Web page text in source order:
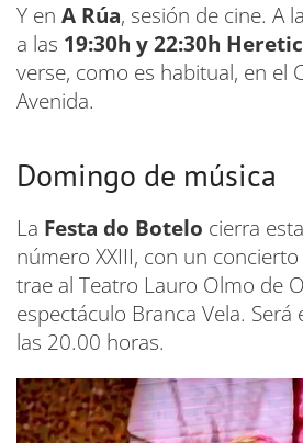
Y en A Rúa, sesión de cine. A
a las 19:30h y 22:30h Heretic
verse, como es habitual, en el
Avenida.
Domingo de música
La Festa do Botelo cierra
número XXIII, con un
trae al Teatro Lauro Olmo de
espectáculo Branca Vela. Será
las 20.00 horas.